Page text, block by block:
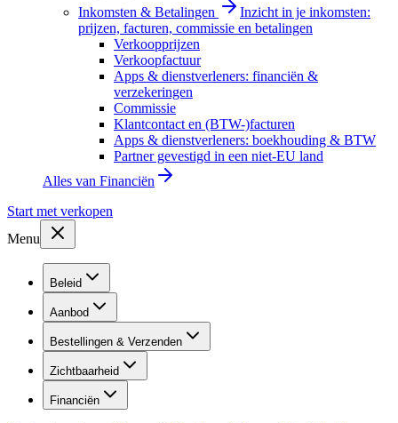
Inkomsten & Betalingen
Inzicht in je inkomsten:
prijzen, facturen, commissie en betalingen
Verkoopprijzen
Verkoopfactuur
Apps & dienstverleners: financiën &
verzekeringen
Commissie
Klantcontact en (BTW-)facturen
Apps & dienstverleners: boekhouding & BTW
Partner gevestigd in een niet-EU land
Alles van Financiën
Start met verkopen
Menu
Beleid
Aanbod
Bestellingen & Verzenden
Zichtbaarheid
Financiën